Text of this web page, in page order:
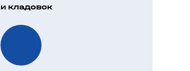
и кладовок